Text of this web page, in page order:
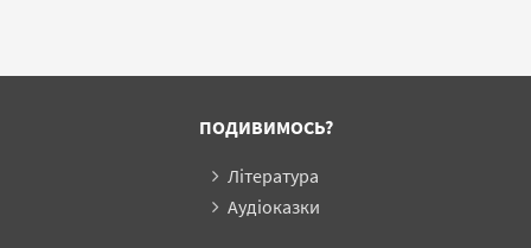
ПОДИВИМОСЬ?
Література
Аудіоказки